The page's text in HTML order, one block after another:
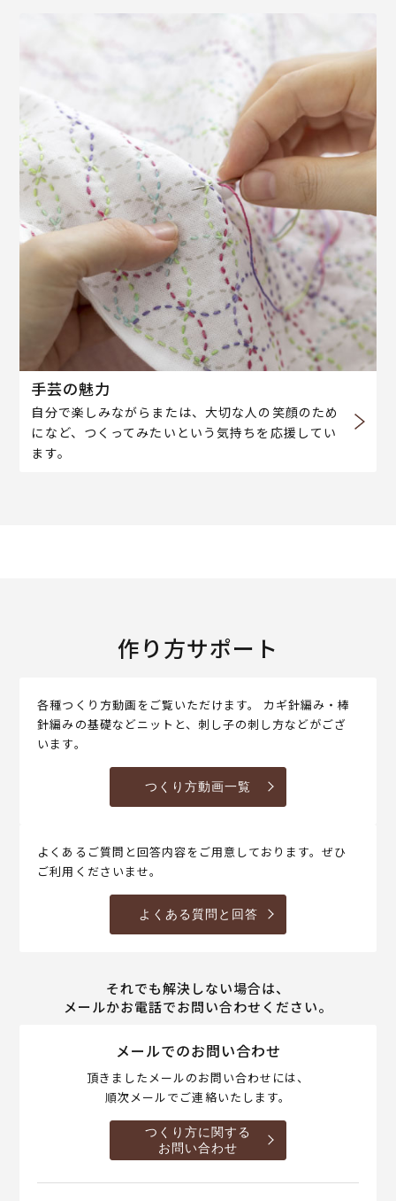
手芸の魅力
自分で楽しみながらまたは、大切な人の笑顔のため
になど、つくってみたいという気持ちを応援してい
ます。
作り方サポート
各種つくり方動画をご覧いただけます。 カギ針編み・棒
針編みの基礎などニットと、刺し子の刺し方などがござ
います。
つくり方動画一覧
よくあるご質問と回答内容をご用意しております。ぜひ
ご利用くださいませ。
よくある質問と回答
それでも解決しない場合は、
メールかお電話でお問い合わせください。
メールでのお問い合わせ
頂きましたメールのお問い合わせには、
順次メールでご連絡いたします。
つくり方に関する
お問い合わせ